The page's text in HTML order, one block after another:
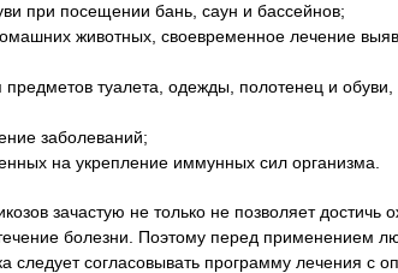
при посещении бань, саун и бассейнов;
животных, своевременное лечение
предметов туалета, одежды, полотенец и
заболеваний;
на укрепление иммунных сил организма.
зачастую не только не позволяет достичь
болезни. Поэтому перед применением
следует согласовывать программу лечения с